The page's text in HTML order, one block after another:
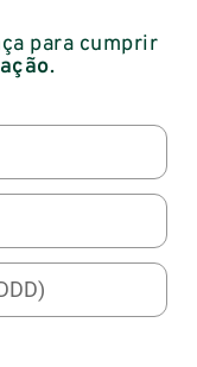
para cumprir
.